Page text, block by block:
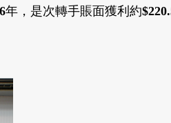
6年 ， 是次轉手賬面獲利約